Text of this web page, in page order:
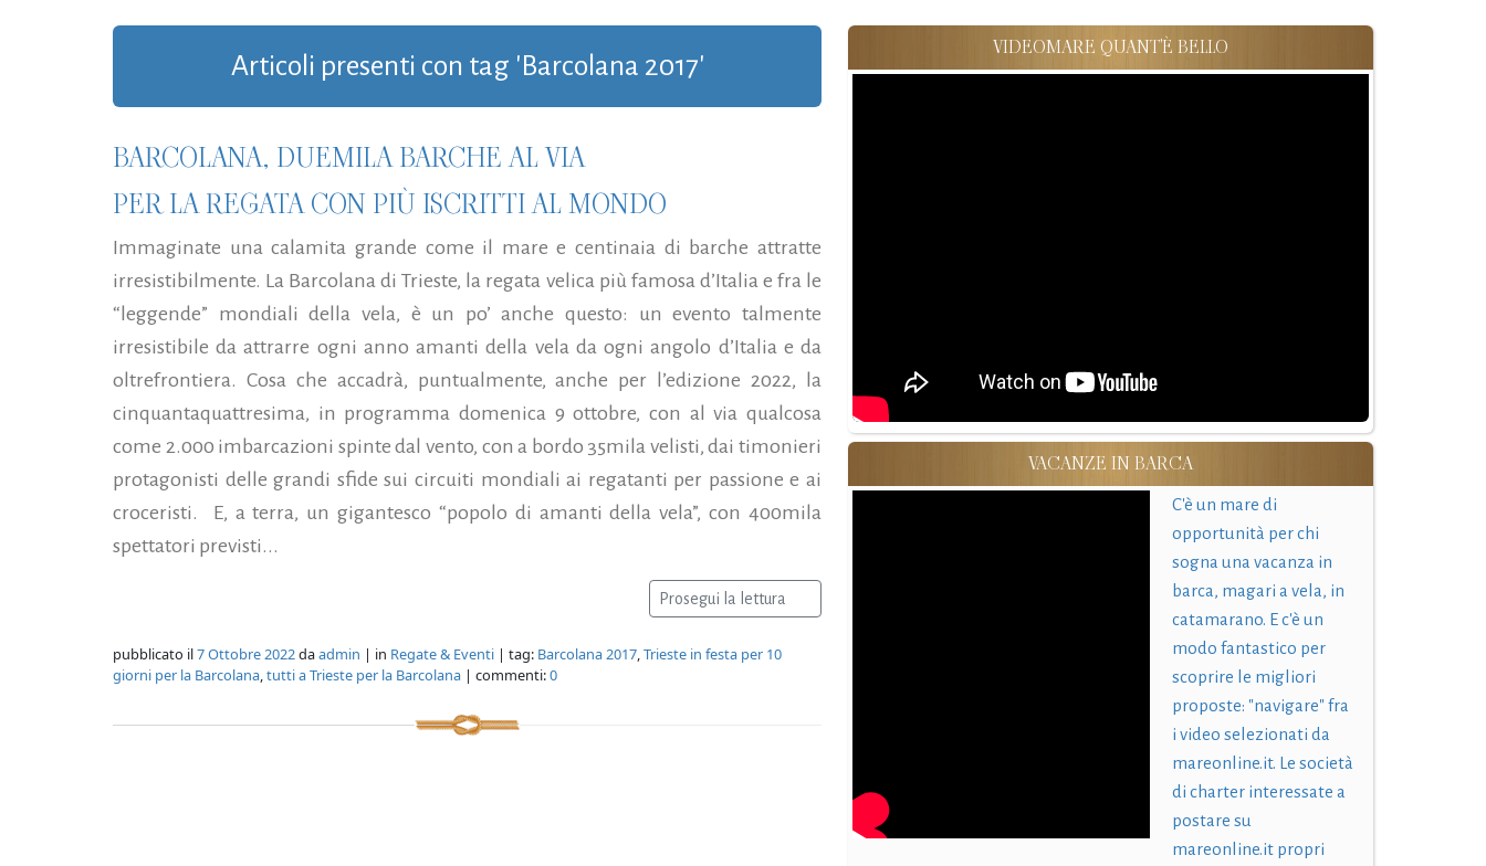
Articoli presenti con tag 'Barcolana 2017'
BARCOLANA, DUEMILA BARCHE AL VIA
PER LA REGATA CON PIÙ ISCRITTI AL MONDO
Immaginate una calamita grande come il mare e centinaia di barche attratte
irresistibilmente. La Barcolana di Trieste, la regata velica più famosa d’Italia e fra le
“leggende” mondiali della vela, è un po’ anche questo: un evento talmente
irresistibile da attrarre ogni anno amanti della vela da ogni angolo d’Italia e da
oltrefrontiera. Cosa che accadrà, puntualmente, anche per l’edizione 2022, la
cinquantaquattresima, in programma domenica 9 ottobre, con al via qualcosa
come 2.000 imbarcazioni spinte dal vento, con a bordo 35mila velisti, dai timonieri
protagonisti delle grandi sfide sui circuiti mondiali ai regatanti per passione e ai
croceristi. E, a terra, un gigantesco “popolo di amanti della vela”, con 400mila
spettatori previsti...
Prosegui la lettura
pubblicato il7 Ottobre 2022daadmin | in Regate & Eventi | tag: Barcolana 2017,Trieste in festa per 10
giorni per la Barcolana,tutti a Trieste per la Barcolana | commenti:0
VIDEOMARE QUANT'È BELLO
VACANZE IN BARCA
C'è un mare di
opportunità per chi
sogna una vacanza in
barca, magari a vela, in
catamarano. E c'è un
modo fantastico per
scoprire le migliori
proposte: "navigare" fra
i video selezionati da
mareonline.it. Le società
di charter interessate a
postare su
mareonline.it propri